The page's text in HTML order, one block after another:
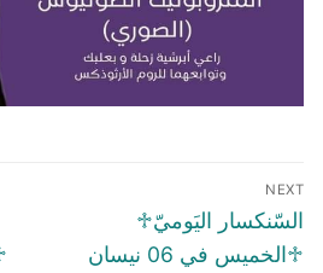
NEXT
Next
post:
♱السّنكسار اليَوميّ
♱الخميس في 06 نيسان